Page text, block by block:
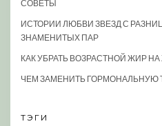
СОВЕТЫ
ИСТОРИИ ЛЮБВИ ЗВЕЗД С
ЗНАМЕНИТЫХ ПАР
КАК УБРАТЬ ВОЗРАСТНОЙ ЖИР
ЧЕМ ЗАМЕНИТЬ ГОРМОНАЛЬНУЮ
ТЭГИ